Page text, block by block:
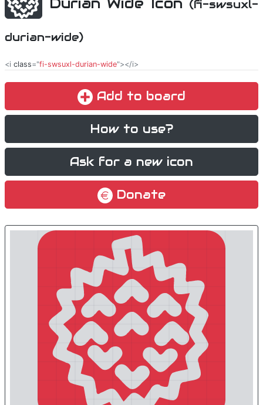
(fi-swsuxl-
durian-wide)
<i class="fi-swsuxl-durian-wide"></i>
Add to board
How to use?
Ask for a new icon
Donate